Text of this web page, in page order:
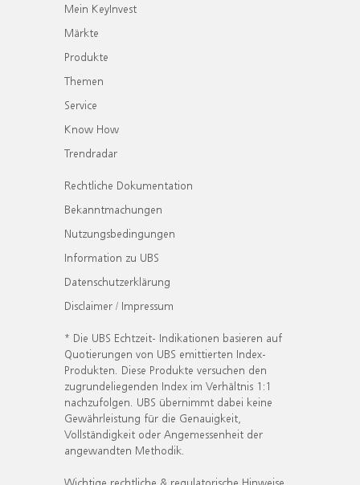
Mein KeyInvest
Märkte
Produkte
Themen
Service
Know How
Trendradar
Rechtliche Dokumentation
Bekanntmachungen
Nutzungsbedingungen
Information zu UBS
Datenschutzerklärung
Disclaimer / Impressum
* Die UBS Echtzeit- Indikationen basieren auf
Quotierungen von UBS emittierten Index-
Produkten. Diese Produkte versuchen den
zugrundeliegenden Index im Verhältnis 1:1
nachzufolgen. UBS übernimmt dabei keine
Gewährleistung für die Genauigkeit,
Vollständigkeit oder Angemessenheit der
angewandten Methodik.